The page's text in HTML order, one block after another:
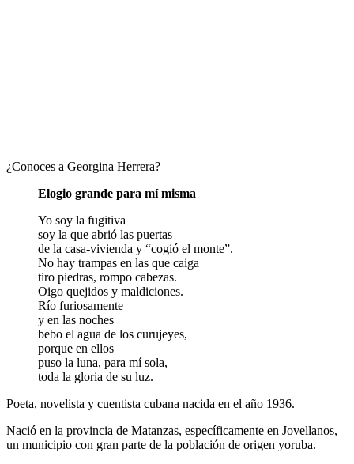
¿Conoces a Georgina Herrera?
Elogio grande para mí misma
Yo soy la fugitiva
soy la que abrió las puertas
de la casa-vivienda y “cogió el monte”.
No hay trampas en las que caiga
tiro piedras, rompo cabezas.
Oigo quejidos y maldiciones.
Río furiosamente
y en las noches
bebo el agua de los curujeyes,
porque en ellos
puso la luna, para mí sola,
toda la gloria de su luz.
Poeta, novelista y cuentista cubana nacida en el año 1936.
Nació en la provincia de Matanzas, específicamente en Jovellanos,
un municipio con gran parte de la población de origen yoruba.